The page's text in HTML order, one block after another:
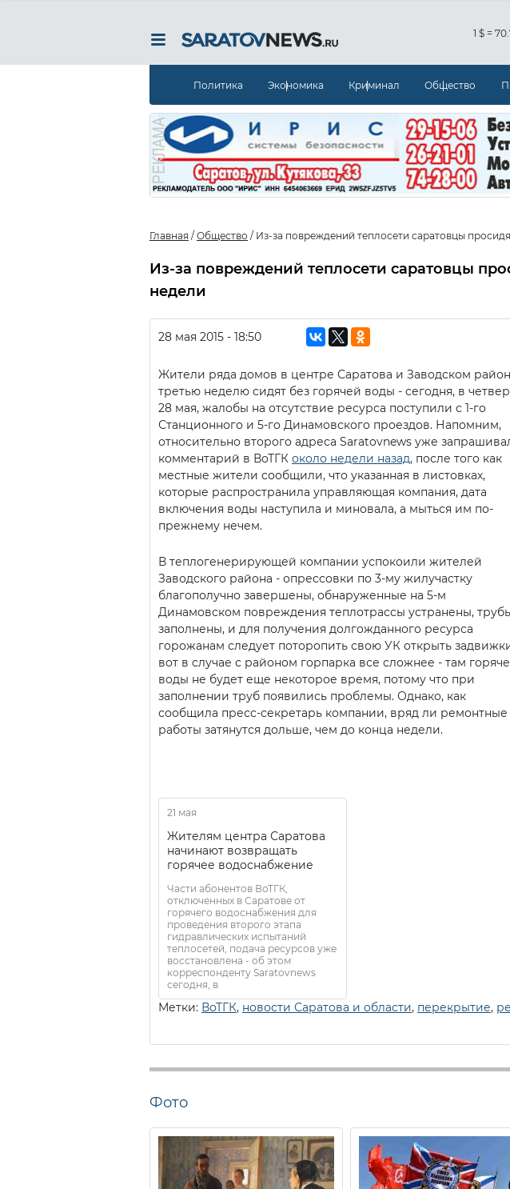
1 $ =
Политика Экономика Криминал Общество
Главная / Общество / Из-за повреждений теплосети саратовцы
Из-за повреждений теплосети саратовцы
недели
28 мая 2015 - 18:50
Жители ряда домов в центре Саратова и Заводском
третью неделю сидят без горячей воды - сегодня, в
28 мая, жалобы на отсутствие ресурса поступили с 1-го
Станционного и 5-го Динамовского проездов. Напомним,
относительно второго адреса Saratovnews уже
комментарий в ВоТГК около недели назад, после того как
местные жители сообщили, что указанная в листовках,
которые распространила управляющая компания, дата
включения воды наступила и миновала, а мыться им по-
прежнему нечем.
В теплогенерирующей компании успокоили жителей
Заводского района - опрессовки по 3-му жилучастку
благополучно завершены, обнаруженные на 5-м
Динамовском повреждения теплотрассы устранены,
заполнены, и для получения долгожданного ресурса
горожанам следует поторопить свою УК открыть
вот в случае с районом горпарка все сложнее - там
воды не будет еще некоторое время, потому что при
заполнении труб появились проблемы. Однако, как
сообщила пресс-секретарь компании, вряд ли ремонтные
работы затянутся дольше, чем до конца недели.
21 мая
Жителям центра Саратова
начинают возвращать
горячее водоснабжение
Части абонентов ВоТГК,
отключенных в Саратове от
горячего водоснабжения для
проведения второго этапа
гидравлических испытаний
теплосетей, подача ресурсов уже
восстановлена - об этом
корреспонденту Saratovnews
сегодня, в
Метки: ВоТГК, новости Саратова и области, перекрытие,
Фото